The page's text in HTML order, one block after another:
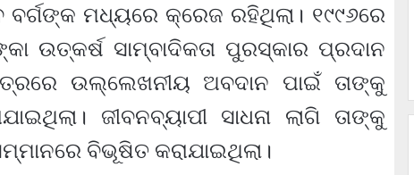
ମଧ୍ୟରେ କ୍ରେଜ ରହିଥିଲା। ୧୯୯୬ରେ
ଉତ୍କର୍ଷ ସାମ୍ବାଦିକତା ପୁରସ୍କାର ପ୍ରଦାନ
ଉଲ୍ଲେଖନୀୟ ଅବଦାନ ପାଇଁ ତାଙ୍କୁ
ଜୀବନବ୍ୟାପୀ ସାଧନା ଲାଗି ତାଙ୍କୁ
ବିଭୂଷିତ କରାଯାଇଥିଲା।